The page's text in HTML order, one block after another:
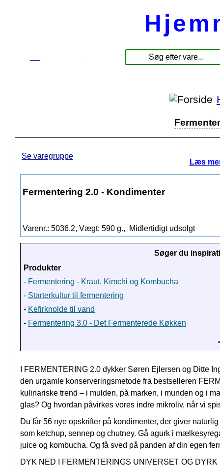
Se varegruppe
Læs
Fermentering 2.0 - Kondimenter
Varenr.: 5036.2, Vægt: 590 g., Midlertidigt udsolgt
Søger du
Produkter
- Fermentering - Kraut, Kimchi og Kombucha
- Starterkultur til fermentering
- Kefirknolde til vand
- Fermentering 3.0 - Det Fermenterede Køkken
I FERMENTERING 2.0 dykker Søren Ejlersen og Ditte
den urgamle konserveringsmetode fra bestselleren
kulinariske trend – i mulden, på marken, i munden og i
glas? Og hvordan påvirkes vores indre mikroliv, når vi
Du får 56 nye opskrifter på kondimenter, der giver
som ketchup, sennep og chutney. Gå agurk i
juice og kombucha. Og få sved på panden af din egen
DYK NED I FERMENTERINGS UNIVERSET OG DYRK